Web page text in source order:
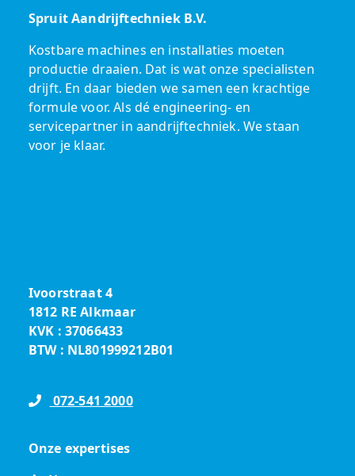
Spruit Aandrijftechniek B.V.
Kostbare machines en installaties moeten
productie draaien. Dat is wat onze specialisten
drijft. En daar bieden we samen een krachtige
formule voor. Als dé engineering- en
servicepartner in aandrijftechniek. We staan
voor je klaar.
Ivoorstraat 4
1812 RE Alkmaar
KVK : 37066433
BTW : NL801999212B01
072-541 2000
Onze expertises